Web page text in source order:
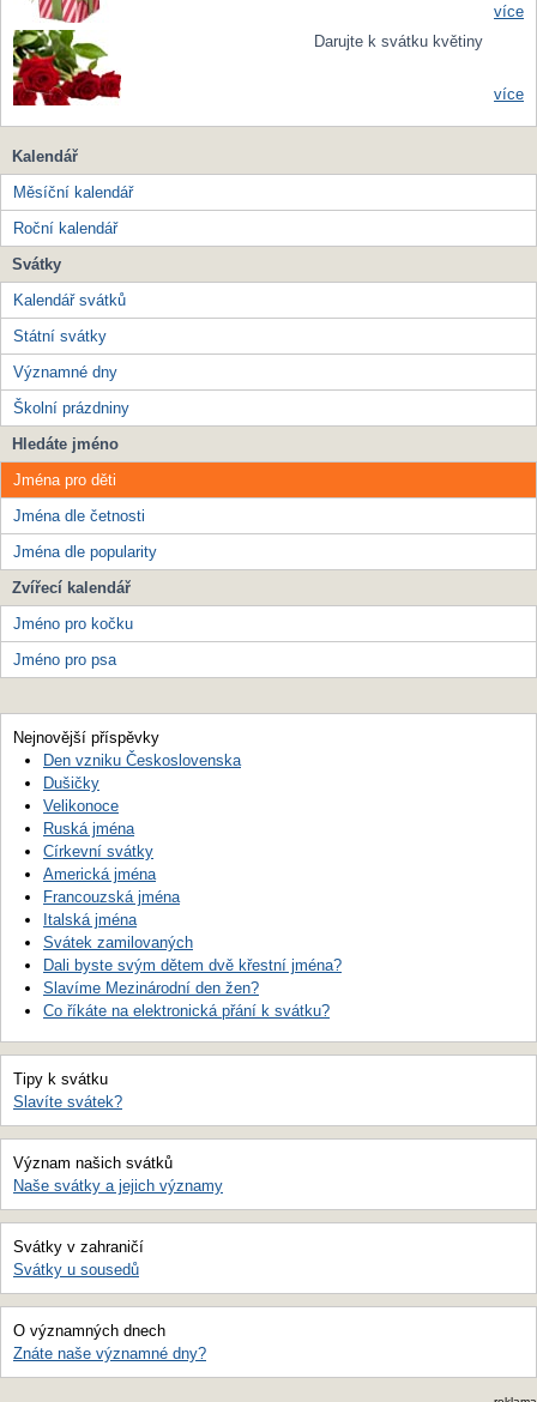
více
Darujte k svátku květiny
více
Kalendář
Měsíční kalendář
Roční kalendář
Svátky
Kalendář svátků
Státní svátky
Významné dny
Školní prázdniny
Hledáte jméno
Jména pro děti
Jména dle četnosti
Jména dle popularity
Zvířecí kalendář
Jméno pro kočku
Jméno pro psa
Nejnovější příspěvky
Den vzniku Československa
Dušičky
Velikonoce
Ruská jména
Církevní svátky
Americká jména
Francouzská jména
Italská jména
Svátek zamilovaných
Dali byste svým dětem dvě křestní jména?
Slavíme Mezinárodní den žen?
Co říkáte na elektronická přání k svátku?
Tipy k svátku
Slavíte svátek?
Význam našich svátků
Naše svátky a jejich významy
Svátky v zahraničí
Svátky u sousedů
O významných dnech
Znáte naše významné dny?